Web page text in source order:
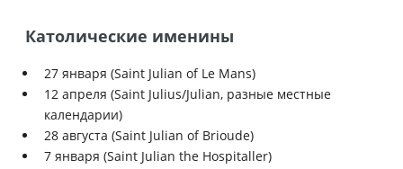
Католические именины
27 января (Saint Julian of Le Mans)
12 апреля (Saint Julius/Julian, разные местные
календарии)
28 августа (Saint Julian of Brioude)
7 января (Saint Julian the Hospitaller)